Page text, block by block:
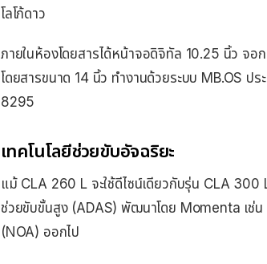
โลโก้ดาว
ภายในห้องโดยสารได้หน้าจอดิจิทัล 10.25 นิ้ว จ
โดยสารขนาด 14 นิ้ว ทำงานด้วยระบบ MB.OS
8295
เทคโนโลยีช่วยขับอัจฉริยะ
แม้ CLA 260 L จะใช้ดีไซน์เดียวกับรุ่น CLA 300
ช่วยขับขั้นสูง (ADAS) พัฒนาโดย Momenta เ
(NOA) ออกไป